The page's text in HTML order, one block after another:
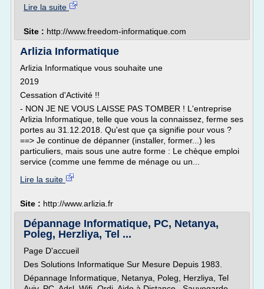
Lire la suite
Site : http://www.freedom-informatique.com
Arlizia Informatique
Arlizia Informatique vous souhaite une
2019
Cessation d'Activité !!
- NON JE NE VOUS LAISSE PAS TOMBER ! L'entreprise
Arlizia Informatique, telle que vous la connaissez, ferme ses
portes au 31.12.2018. Qu'est que ça signifie pour vous ?
==> Je continue de dépanner (installer, former...) les
particuliers, mais sous une autre forme : Le chèque emploi
service (comme une femme de ménage ou un...
Lire la suite
Site : http://www.arlizia.fr
Dépannage Informatique, PC, Netanya,
Poleg, Herzliya, Tel ...
Page D'accueil
Des Solutions Informatique Sur Mesure Depuis 1983.
Dépannage Informatique, Netanya, Poleg, Herzliya, Tel